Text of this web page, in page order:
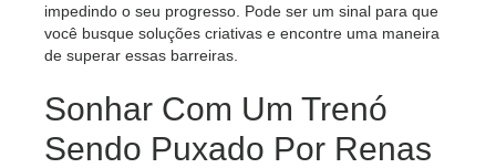
impedindo o seu progresso. Pode ser um sinal para que
você busque soluções criativas e encontre uma maneira
de superar essas barreiras.
Sonhar Com Um Trenó
Sendo Puxado Por Renas